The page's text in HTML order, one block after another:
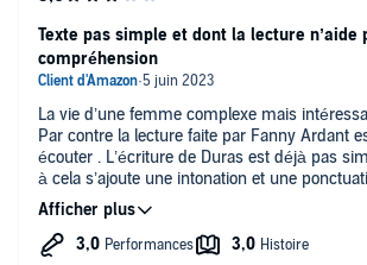
La vie d’une femme complexe mais
Par contre la lecture faite par Fanny Ardant
écouter . L’écriture de Duras est déjà pas
à cela s’ajoute une intonation et une
toujours logique cela n’aide pas à la
plaisir d’écoute. C’est à la limite parfois du
pourtant j’apprécie Fanny ardant en tant
Texte pas simple et dont la lecture n’aide
compréhension